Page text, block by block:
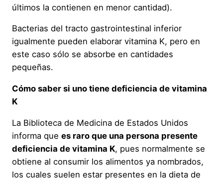
últimos la contienen en menor cantidad).
Bacterias del tracto gastrointestinal inferior
igualmente pueden elaborar vitamina K, pero en
este caso sólo se absorbe en cantidades
pequeñas.
Cómo saber si uno tiene deficiencia de vitamina
K
La Biblioteca de Medicina de Estados Unidos
informa que es raro que una persona presente
deficiencia de vitamina K, pues normalmente se
obtiene al consumir los alimentos ya nombrados,
los cuales suelen estar presentes en la dieta de